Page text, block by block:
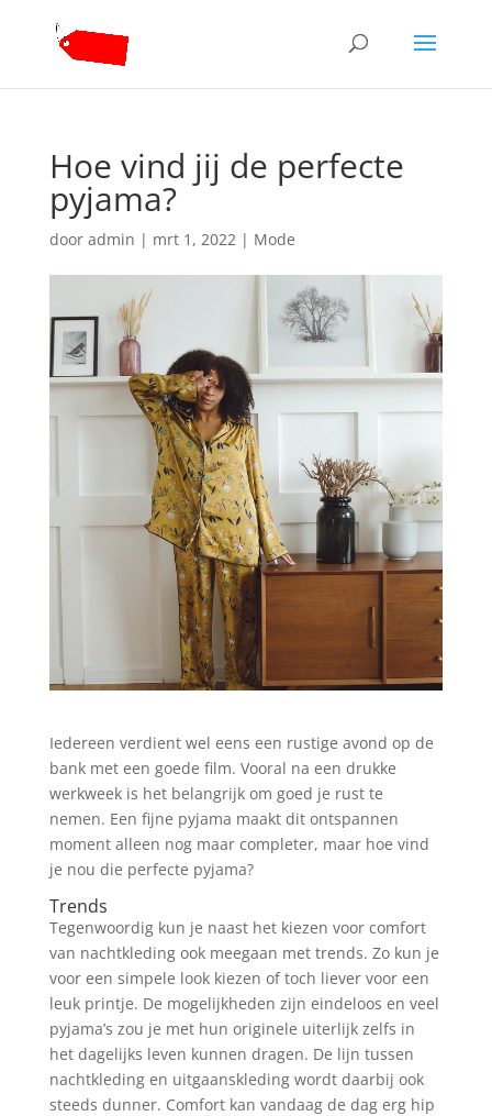
Hoe vind jij de perfecte
pyjama?
door admin | mrt 1, 2022| Mode
Iedereen verdient wel eens een rustige avond op de
bank met een goede film. Vooral na een drukke
werkweek is het belangrijk om goed je rust te
nemen. Een fijne pyjama maakt dit ontspannen
moment alleen nog maar completer, maar hoe vind
je nou die perfecte pyjama?
Trends
Tegenwoordig kun je naast het kiezen voor comfort
van nachtkleding ook meegaan met trends. Zo kun je
voor een simpele look kiezen of toch liever voor een
leuk printje. De mogelijkheden zijn eindeloos en veel
pyjama’s zou je met hun originele uiterlijk zelfs in
het dagelijks leven kunnen dragen. De lijn tussen
nachtkleding en uitgaanskleding wordt daarbij ook
steeds dunner. Comfort kan vandaag de dag erg hip